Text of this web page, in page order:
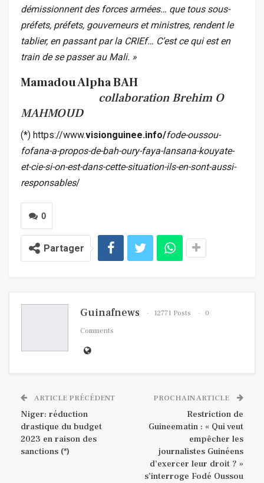
démissionnent des forces armées… que tous sous-
préfets, préfets, gouverneurs et ministres, rendent le
tablier, en passant par la CRIEf… C’est ce qui est en
train de se passer au Mali. »
Mamadou Alpha BAH
collaboration Brehim O
MAHMOUD
(*) https://www.visionguinee.info/fode-oussou-
fofana-a-propos-de-bah-oury-faya-lansana-kouyate-
et-cie-si-on-est-dans-cette-situation-ils-en-sont-aussi-
responsables/
0
Partager
Guinafnews 12771 Posts
0
Comments
ARTICLE PRÉCÉDENT
Niger: réduction
drastique du budget
2023 en raison des
sanctions (*)
PROCHAIN ARTICLE
Restriction de
Guineematin : « Qui veut
empêcher les
journalistes Guinéens
d’exercer leur droit ? »
s’interroge Fodé Oussou